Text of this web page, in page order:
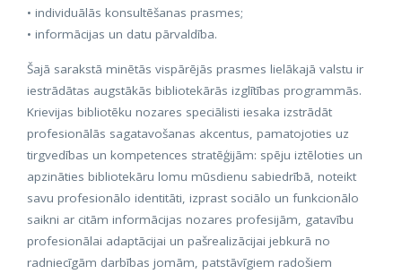
• individuālās konsultēšanas prasmes;
• informācijas un datu pārvaldība.
Šajā sarakstā minētās vispārējās prasmes lielākajā valstu ir
iestrādātas augstākās bibliotekārās izglītības programmās.
Krievijas bibliotēku nozares speciālisti iesaka izstrādāt
profesionālās sagatavošanas akcentus, pamatojoties uz
tirgvedības un kompetences stratēģijām: spēju iztēloties un
apzināties bibliotekāru lomu mūsdienu sabiedrībā, noteikt
savu profesionālo identitāti, izprast sociālo un funkcionālo
saikni ar citām informācijas nozares profesijām, gatavību
profesionālai adaptācijai un pašrealizācijai jebkurā no
radniecīgām darbības jomām, patstāvīgiem radošiem